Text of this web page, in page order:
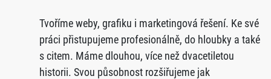
Tvoříme weby, grafiku i marketingová řešení. Ke své
práci přistupujeme profesionálně, do hloubky a také
s citem. Máme dlouhou, více než dvacetiletou
historii. Svou působnost rozšiřujeme jak